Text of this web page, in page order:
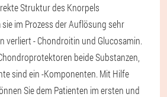
Struktur des Knorpels
im Prozess der Auflösung sehr
verliert - Chondroitin und Glucosamin.
beide Substanzen,
sind ein -Komponenten. Mit Hilfe
Sie dem Patienten im ersten und